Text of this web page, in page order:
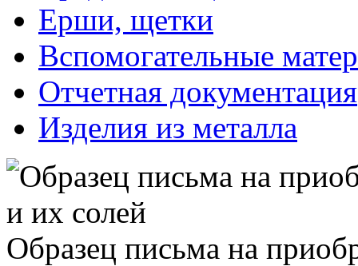
Ерши, щетки
Вспомогательные
Отчетная документация
Изделия из металла
Образец письма на